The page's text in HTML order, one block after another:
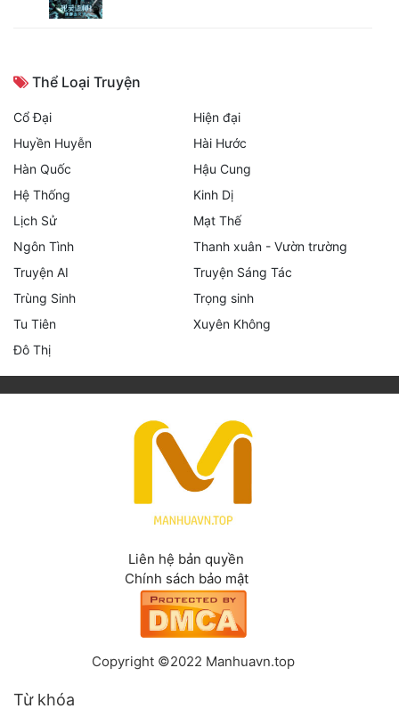
Thể Loại Truyện
Cổ Đại
Hiện đại
Huyền Huyễn
Hài Hước
Hàn Quốc
Hậu Cung
Hệ Thống
Kinh Dị
Lịch Sử
Mạt Thế
Ngôn Tình
Thanh xuân - Vườn trường
Truyện AI
Truyện Sáng Tác
Trùng Sinh
Trọng sinh
Tu Tiên
Xuyên Không
Đô Thị
Liên hệ bản quyền
Chính sách bảo mật
Copyright ©2022 Manhuavn.top
Từ khóa